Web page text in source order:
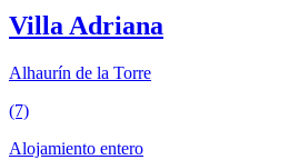
Villa Adriana
Alhaurín de la Torre
(7)
Alojamiento entero